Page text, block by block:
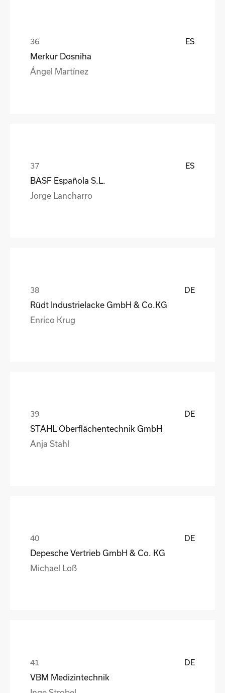
ES
Merkur Dosniha
Ángel Martínez
ES
BASF Española S.L.
Jorge Lancharro
DE
Rüdt Industrielacke GmbH & Co.KG
Enrico Krug
DE
STAHL Oberflächentechnik GmbH
Anja Stahl
DE
Depesche Vertrieb GmbH & Co. KG
Michael Loß
DE
VBM Medizintechnik